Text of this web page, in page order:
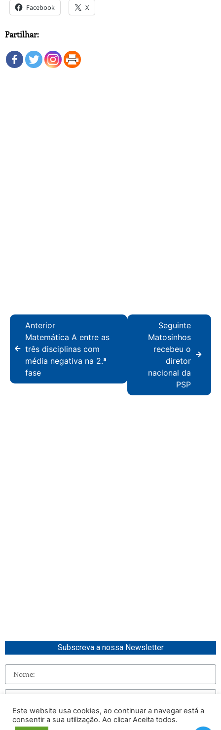
Facebook X
Partilhar:
Anterior
Matemática A entre as
três disciplinas com
média negativa na 2.ª
fase
Seguinte
Matosinhos
recebeu o
diretor
nacional da
PSP
Subscreva a nossa Newsletter
Enviar
Este website usa cookies, ao continuar a navegar está a
consentir a sua utilização. Ao clicar Aceita todos.